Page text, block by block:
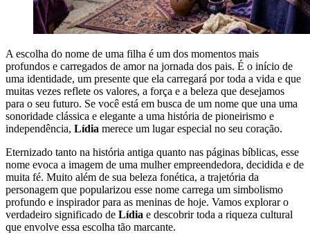
A escolha do nome de uma filha é um dos momentos mais
profundos e carregados de amor na jornada dos pais. É o início de
uma identidade, um presente que ela carregará por toda a vida e que
muitas vezes reflete os valores, a força e a beleza que desejamos
para o seu futuro. Se você está em busca de um nome que una uma
sonoridade clássica e elegante a uma história de pioneirismo e
independência, Lídia merece um lugar especial no seu coração.
Eternizado tanto na história antiga quanto nas páginas bíblicas, esse
nome evoca a imagem de uma mulher empreendedora, decidida e de
muita fé. Muito além de sua beleza fonética, a trajetória da
personagem que popularizou esse nome carrega um simbolismo
profundo e inspirador para as meninas de hoje. Vamos explorar o
verdadeiro significado de Lídia e descobrir toda a riqueza cultural
que envolve essa escolha tão marcante.